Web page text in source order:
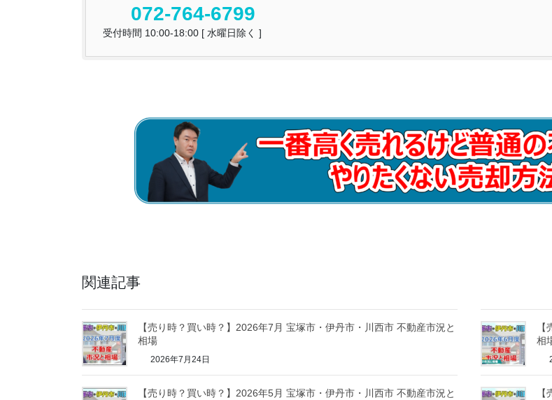
072-764-6799
受付時間 10:00-18:00 [ 水曜日除く ]
関連記事
【売り時？買い時？】2026年7月 宝塚市・伊丹市・川西市 不動産市況と
相場
2026年7月24日
相
【売り時？買い時？】2026年5月 宝塚市・伊丹市・川西市 不動産市況と